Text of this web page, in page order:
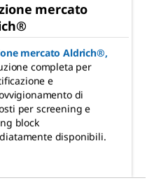
mercato
mercato Aldrich®,
completa per
e
di
per screening e
block
disponibili.